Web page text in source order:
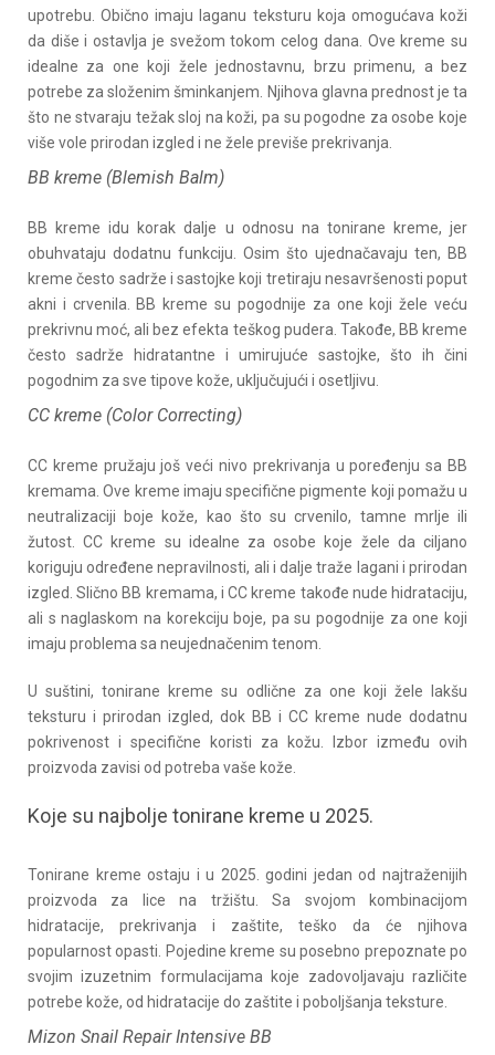
upotrebu. Obično imaju laganu teksturu koja omogućava koži
da diše i ostavlja je svežom tokom celog dana. Ove kreme su
idealne za one koji žele jednostavnu, brzu primenu, a bez
potrebe za složenim šminkanjem. Njihova glavna prednost je ta
što ne stvaraju težak sloj na koži, pa su pogodne za osobe koje
više vole prirodan izgled i ne žele previše prekrivanja.
BB kreme (Blemish Balm)
BB kreme idu korak dalje u odnosu na tonirane kreme, jer
obuhvataju dodatnu funkciju. Osim što ujednačavaju ten, BB
kreme često sadrže i sastojke koji tretiraju nesavršenosti poput
akni i crvenila. BB kreme su pogodnije za one koji žele veću
prekrivnu moć, ali bez efekta teškog pudera. Takođe, BB kreme
često sadrže hidratantne i umirujuće sastojke, što ih čini
pogodnim za sve tipove kože, uključujući i osetljivu.
CC kreme (Color Correcting)
CC kreme pružaju još veći nivo prekrivanja u poređenju sa BB
kremama. Ove kreme imaju specifične pigmente koji pomažu u
neutralizaciji boje kože, kao što su crvenilo, tamne mrlje ili
žutost. CC kreme su idealne za osobe koje žele da ciljano
koriguju određene nepravilnosti, ali i dalje traže lagani i prirodan
izgled. Slično BB kremama, i CC kreme takođe nude hidrataciju,
ali s naglaskom na korekciju boje, pa su pogodnije za one koji
imaju problema sa neujednačenim tenom.
U suštini, tonirane kreme su odlične za one koji žele lakšu
teksturu i prirodan izgled, dok BB i CC kreme nude dodatnu
pokrivenost i specifične koristi za kožu. Izbor između ovih
proizvoda zavisi od potreba vaše kože.
Koje su najbolje tonirane kreme u 2025.
Tonirane kreme ostaju i u 2025. godini jedan od najtraženijih
proizvoda za lice na tržištu. Sa svojom kombinacijom
hidratacije, prekrivanja i zaštite, teško da će njihova
popularnost opasti. Pojedine kreme su posebno prepoznate po
svojim izuzetnim formulacijama koje zadovoljavaju različite
potrebe kože, od hidratacije do zaštite i poboljšanja teksture.
Mizon Snail Repair Intensive BB